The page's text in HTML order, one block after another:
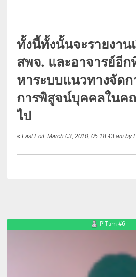
ทั้งนี้ทั้งนั้นจะรายงาน
สพจ. และอาจารย์อีก
หาระบบแนวทางจัดก
การพิสูจน์บุคคลในค
ไป
« Last Edit: March 03, 2010, 05:18:43 am by
P'Tum #6